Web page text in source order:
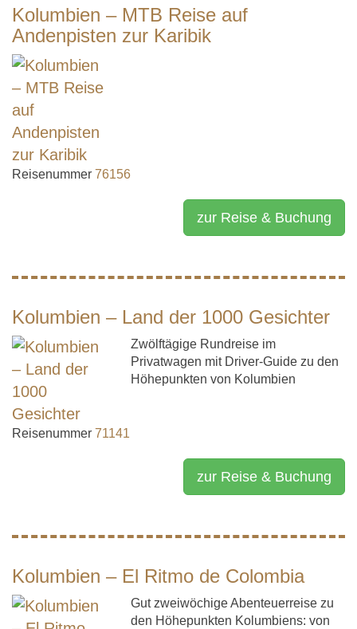
Kolumbien – MTB Reise auf
Andenpisten zur Karibik
Reisenummer 76156
zur Reise & Buchung
Kolumbien – Land der 1000 Gesichter
Zwölftägige Rundreise im
Privatwagen mit Driver-Guide zu den
Höhepunkten von Kolumbien
Reisenummer 71141
zur Reise & Buchung
Kolumbien – El Ritmo de Colombia
Gut zweiwöchige Abenteuerreise zu
den Höhepunkten Kolumbiens: von